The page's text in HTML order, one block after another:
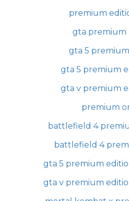
premium
gta premium
gta 5
gta 5 premium
gta v premium
premium
battlefield 4
battlefield 4
gta 5 premium
gta v premium